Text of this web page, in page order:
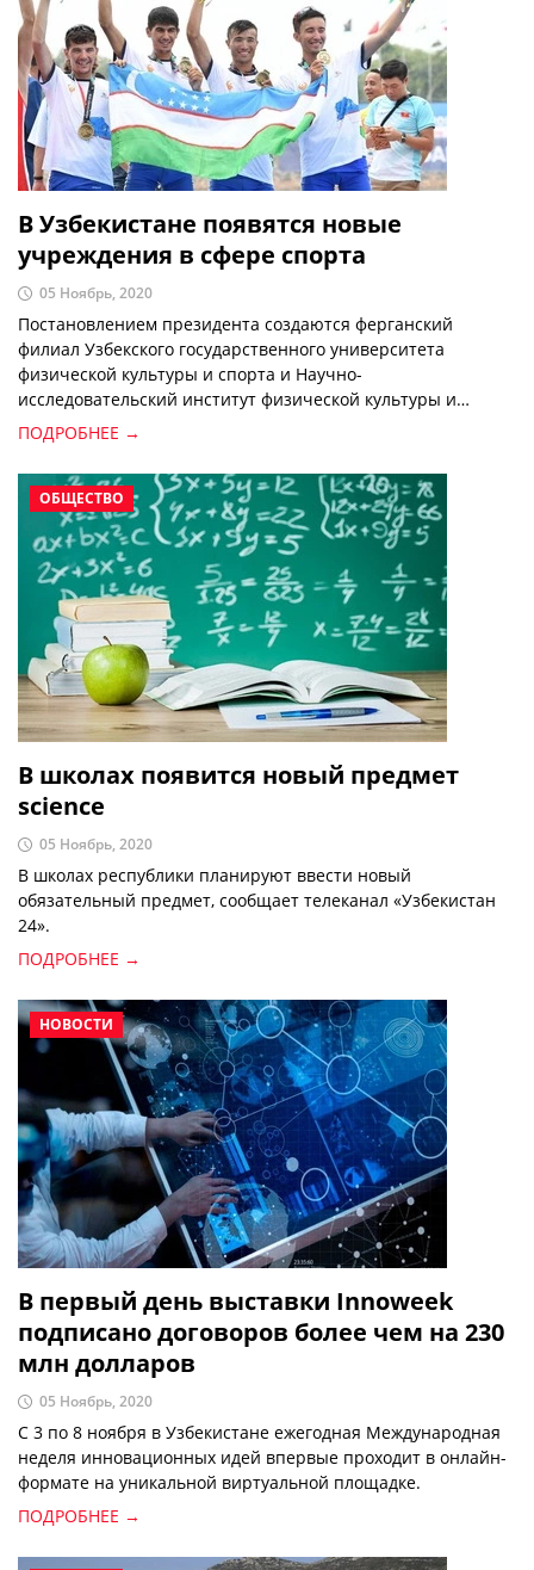
В Узбекистане появятся новые
учреждения в сфере спорта
05 Ноябрь, 2020
Постановлением президента создаются ферганский
филиал Узбекского государственного университета
физической культуры и спорта и Научно-
исследовательский институт физической культуры и
спорта, сообщает norma.uz.
ПОДРОБНЕЕ →
ОБЩЕСТВО
В школах появится новый предмет
science
05 Ноябрь, 2020
В школах республики планируют ввести новый
обязательный предмет, сообщает телеканал «Узбекистан
24».
ПОДРОБНЕЕ →
НОВОСТИ
В первый день выставки Innoweek
подписано договоров более чем на 230
млн долларов
05 Ноябрь, 2020
С 3 по 8 ноября в Узбекистане ежегодная Международная
неделя инновационных идей впервые проходит в онлайн-
формате на уникальной виртуальной площадке.
ПОДРОБНЕЕ →